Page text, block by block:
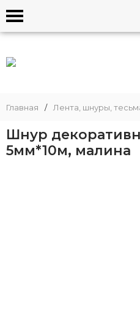
Главная / Лента, шнуры,
Шнур
5мм*10м, малина